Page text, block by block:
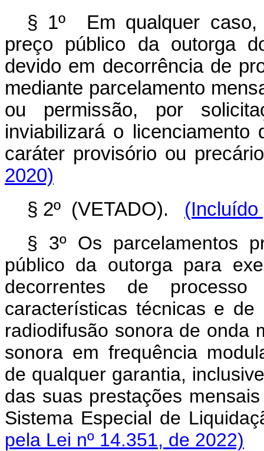
§ 1º Em qualquer caso,
preço público da outorga
devido em decorrência de
mediante parcelamento
ou permissão, por
inviabilizará o
caráter provisório ou
2020)
§ 2º (VETADO).
(Incluído
§ 3º Os parcelamentos
público da outorga para
decorrentes de
características técnicas e
radiodifusão sonora de onda
sonora em frequência
de qualquer garantia,
das suas prestações
Sistema Especial de
pela Lei nº 14.351, de 2022)